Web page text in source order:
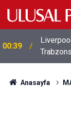
00:39
Anasayfa